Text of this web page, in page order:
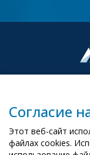
Согласие
Этот веб-сайт
файлах cookies.